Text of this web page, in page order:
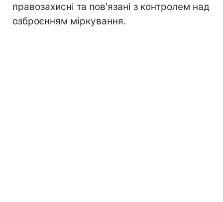
правозахисні та пов'язані з контролем над
озброєнням міркування.